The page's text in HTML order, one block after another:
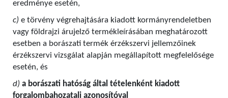
eredménye esetén,
c) e törvény végrehajtására kiadott kormányrendeletben
vagy földrajzi árujelző termékleírásában meghatározott
esetben a borászati termék érzékszervi jellemzőinek
érzékszervi vizsgálat alapján megállapított megfelelősége
esetén, és
d) a borászati hatóság által tételenként kiadott
forgalombahozatali azonosítóval